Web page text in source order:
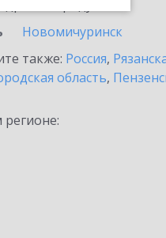
Новомичуринск
также: Россия,
область,